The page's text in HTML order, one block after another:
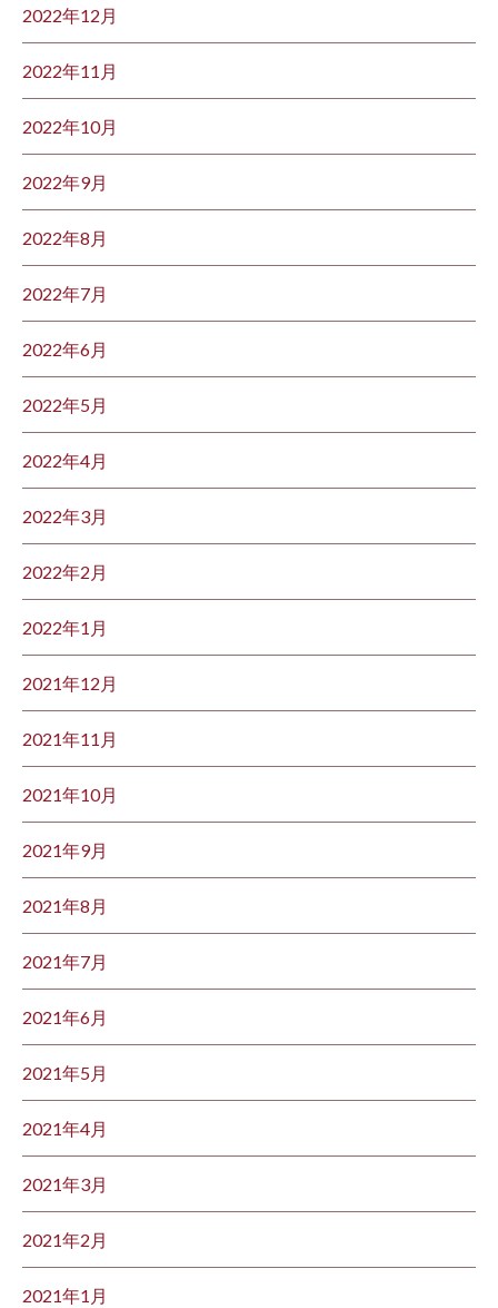
2022年12月
2022年11月
2022年10月
2022年9月
2022年8月
2022年7月
2022年6月
2022年5月
2022年4月
2022年3月
2022年2月
2022年1月
2021年12月
2021年11月
2021年10月
2021年9月
2021年8月
2021年7月
2021年6月
2021年5月
2021年4月
2021年3月
2021年2月
2021年1月